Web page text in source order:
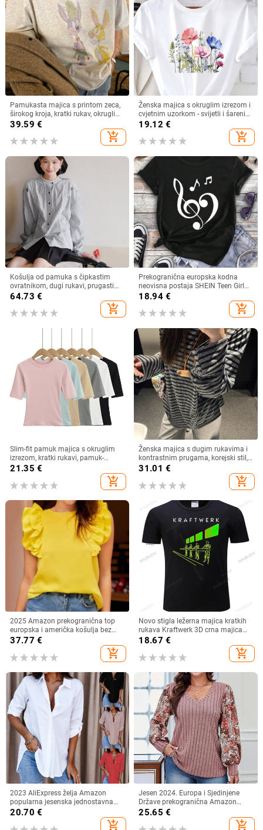
Pamukasta majica s printom zeca,
širokog kroja, kratki rukav, okrugli
izrez, proljeće/ljeto 2025
39.59 €
add_shopping_cart
Ženska majica s okruglim izrezom i
cvjetnim uzorkom - svijetli i šareni
cvjetni uzorak, prozračna rastezljiva
tkanina, periva u perilici rublja
19.12 €
add_shopping_cart
Košulja od pamuka s čipkastim
ovratnikom, dugi rukavi, prugasti
uzorak
64.73 €
add_shopping_cart
Prekogranična europska kodna
neovisna postaja SHEIN Teen Girl
Music Festival Casual Short Sl
18.94€
add_shopping_cart
Slim-fit pamuk majica s okruglim
izrezom, kratki rukavi, pamuk-
elastan mješavina (80–90% pamuk,
21.35 €
add_shopping_cart
Ženska majica s dugim rukavima i
kontrastnim prugama, korejski stil,
široki kroj, okrugli izrez
31.01 €
add_shopping_cart
2025 Amazon prekogranična top
europska i američka košulja bez
rukava s okruglim izrezom,
nabranim rukavima, elegantna
ženska košulja
37.77 €
add_shopping_cart
Novo stigla ležerna majica kratkih
rukava Kraftwerk 3D crna majica
Electro
18.67 €
add_shopping_cart
2023 AliExpress želja Amazon
popularna jesenska jednostavna
ženska košulja dugih rukava s V-
20.70 €
add_shopping_cart
Jesen 2024. Europa i Sjedinjene
Države prekogranična Amazon
neovisna postaja nova ženska
modna majica s cvjetnim printom i
25.65 €
add_shopping_cart